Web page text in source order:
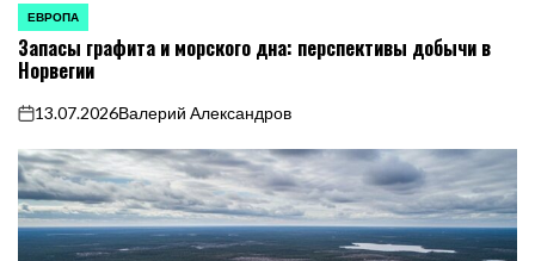
ОПУБЛИКОВАНО
В
ЕВРОПА
Запасы графита и морского дна: перспективы добычи в
Норвегии
on
13.07.2026Валерий Александров